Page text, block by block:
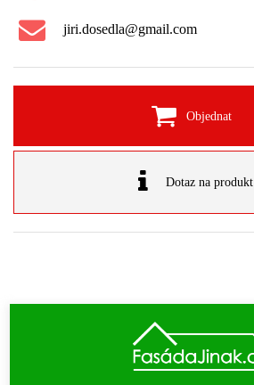
jiri.dosedla@gmail.com
Objednat
Dotaz na produkt